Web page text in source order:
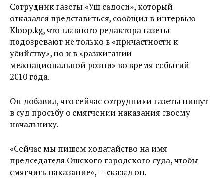
Сотрудник газеты «Уш садоси», который
отказался представиться, сообщил в интервью
Kloop.kg, что главного редактора газеты
подозревают не только в «причастности к
убийству», но и в «разжигании
межнациональной розни» во время событий
2010 года.
Он добавил, что сейчас сотрудники газеты пишут
в суд просьбу о смягчении наказания своему
начальнику.
«Сейчас мы пишем ходатайство на имя
председателя Ошского городского суда, чтобы
смягчить наказание», — сказал он.